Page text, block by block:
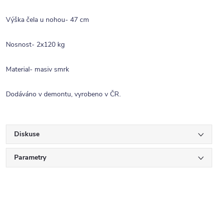
Výška čela u nohou- 47 cm
Nosnost- 2x120 kg
Material- masiv smrk
Dodáváno v demontu, vyrobeno v ČR.
Diskuse
Parametry